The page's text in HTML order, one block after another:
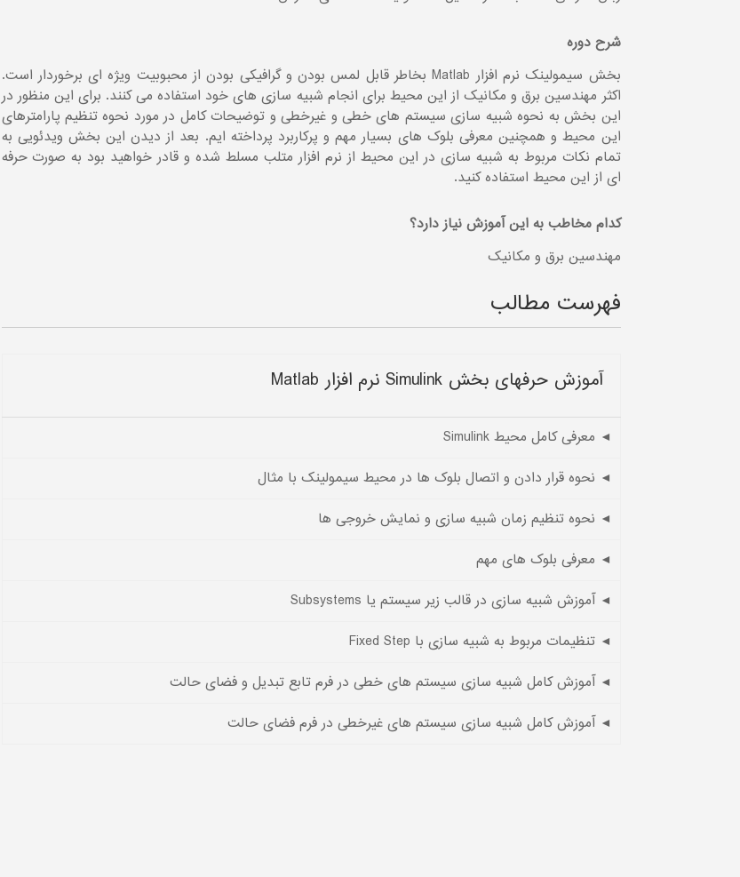
شرح دوره
بخش سیمولینک نرم افزار Matlab بخاطر قابل لمس بودن و گرافیکی بودن از محبوبیت ویژه ای برخوردار است.
اکثر مهندسین برق و مکانیک از این محیط برای انجام شبیه سازی های خود استفاده می کنند. برای این منظور در
این بخش به نحوه شبیه سازی سیستم های خطی و غیرخطی و توضیحات کامل در مورد نحوه تنظیم پارامترهای
این محیط و همچنین معرفی بلوک های بسیار مهم و پرکاربرد پرداخته ایم. بعد از دیدن این بخش ویدئویی به
تمام نکات مربوط به شبیه سازی در این محیط از نرم افزار متلب مسلط شده و قادر خواهید بود به صورت حرفه
ای از این محیط استفاده کنید.
کدام مخاطب به این آموزش نیاز دارد؟
مهندسین برق و مکانیک
فهرست مطالب
آموزش حرفه‏ای بخش Simulink نرم افزار Matlab
◄ معرفی کامل محیط Simulink
◄ نحوه قرار دادن و اتصال بلوک ها در محیط سیمولینک با مثال
◄ نحوه تنظیم زمان شبیه سازی و نمایش خروجی ها
◄ معرفی بلوک های مهم
◄ آموزش شبیه سازی در قالب زیر سیستم یا Subsystems
◄ تنظیمات مربوط به شبیه سازی با Fixed Step
◄ آموزش کامل شبیه سازی سیستم های خطی در فرم تابع تبدیل و فضای حالت
◄ آموزش کامل شبیه سازی سیستم های غیرخطی در فرم فضای حالت